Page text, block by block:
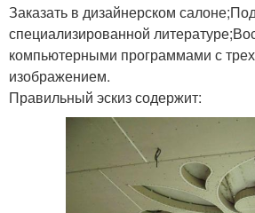
Заказать в дизайнерском
специализированной
компьютерными программами с
изображением.
Правильный эскиз содержит: